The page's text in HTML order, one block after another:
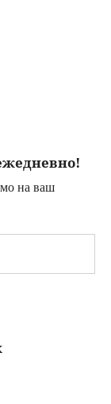
на ваш